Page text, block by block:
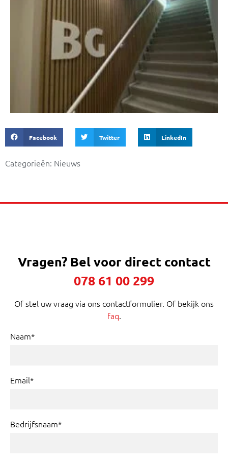
Facebook Twitter LinkedIn
Categorieën: Nieuws
Vragen? Bel voor direct contact
078 61 00 299
Of stel uw vraag via ons contactformulier. Of bekijk ons
faq.
Naam*
Email*
Bedrijfsnaam*